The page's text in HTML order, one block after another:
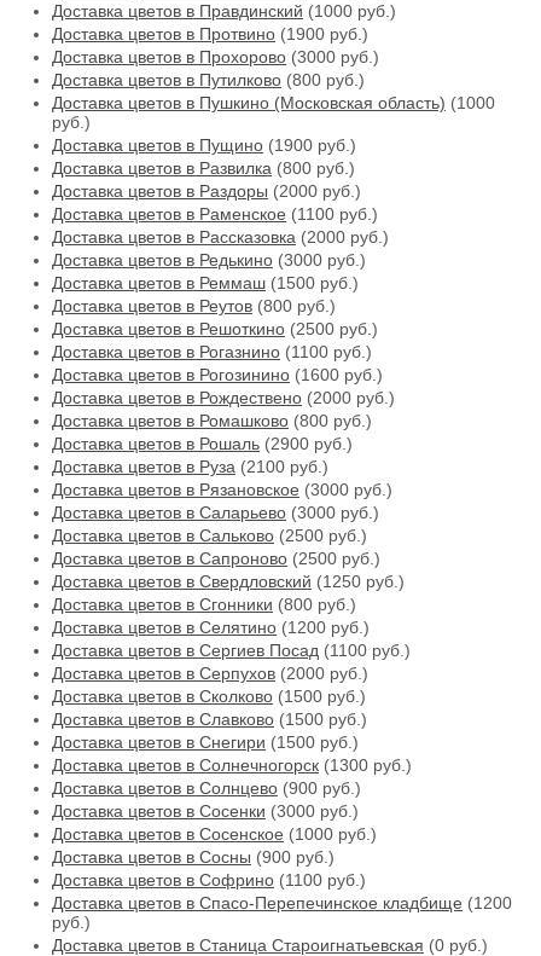
Доставка цветов в Правдинский (1000 руб.)
Доставка цветов в Протвино (1900 руб.)
Доставка цветов в Прохорово (3000 руб.)
Доставка цветов в Путилково (800 руб.)
Доставка цветов в Пушкино (Московская область) (1000
руб.)
Доставка цветов в Пущино (1900 руб.)
Доставка цветов в Развилка (800 руб.)
Доставка цветов в Раздоры (2000 руб.)
Доставка цветов в Раменское (1100 руб.)
Доставка цветов в Рассказовка (2000 руб.)
Доставка цветов в Редькино (3000 руб.)
Доставка цветов в Реммаш (1500 руб.)
Доставка цветов в Реутов (800 руб.)
Доставка цветов в Решоткино (2500 руб.)
Доставка цветов в Рогазнино (1100 руб.)
Доставка цветов в Рогозинино (1600 руб.)
Доставка цветов в Рождествено (2000 руб.)
Доставка цветов в Ромашково (800 руб.)
Доставка цветов в Рошаль (2900 руб.)
Доставка цветов в Руза (2100 руб.)
Доставка цветов в Рязановское (3000 руб.)
Доставка цветов в Саларьево (3000 руб.)
Доставка цветов в Сальково (2500 руб.)
Доставка цветов в Сапроново (2500 руб.)
Доставка цветов в Свердловский (1250 руб.)
Доставка цветов в Сгонники (800 руб.)
Доставка цветов в Селятино (1200 руб.)
Доставка цветов в Сергиев Посад (1100 руб.)
Доставка цветов в Серпухов (2000 руб.)
Доставка цветов в Сколково (1500 руб.)
Доставка цветов в Славково (1500 руб.)
Доставка цветов в Снегири (1500 руб.)
Доставка цветов в Солнечногорск (1300 руб.)
Доставка цветов в Солнцево (900 руб.)
Доставка цветов в Сосенки (3000 руб.)
Доставка цветов в Сосенское (1000 руб.)
Доставка цветов в Сосны (900 руб.)
Доставка цветов в Софрино (1100 руб.)
Доставка цветов в Спасо-Перепечинское кладбище (1200
руб.)
Доставка цветов в Станица Староигнатьевская (0 руб.)